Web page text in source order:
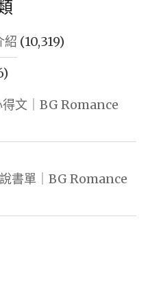
紹 (10,319)
得文｜BG Romance
書單｜BG Romance